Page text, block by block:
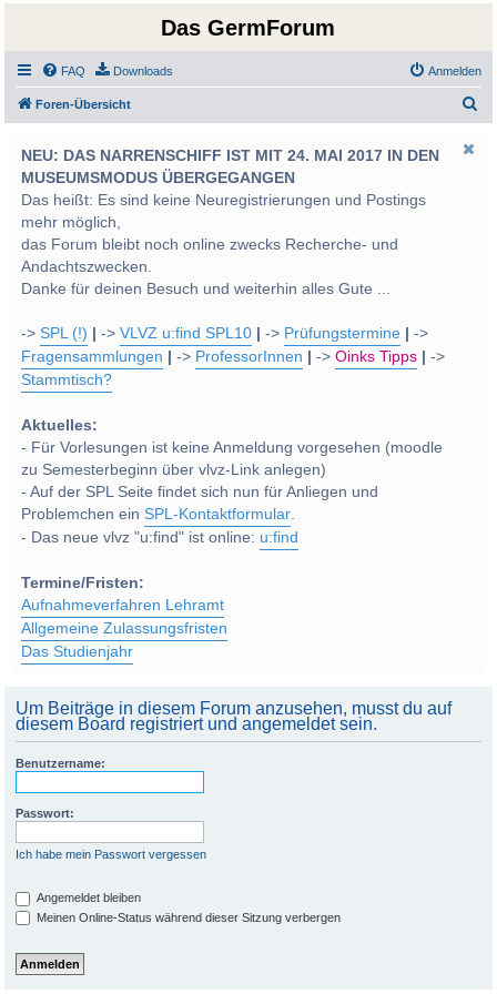
Das GermForum
FAQ Downloads Anmelden
Foren-Übersicht
NEU: DAS NARRENSCHIFF IST MIT 24. MAI 2017 IN DEN
MUSEUMSMODUS ÜBERGEGANGEN
Das heißt: Es sind keine Neuregistrierungen und Postings
mehr möglich,
das Forum bleibt noch online zwecks Recherche- und
Andachtszwecken.
Danke für deinen Besuch und weiterhin alles Gute ...
->SPL (!) ->VLVZ u:find SPL10 -> Prüfungstermine
->
Fragensammlungen
-> ProfessorInnen ->Oinks Tipps
->
Stammtisch?
Aktuelles:
- Für Vorlesungen ist keine Anmeldung vorgesehen (moodle
zu Semesterbeginn über vlvz-Link anlegen)
- Auf der SPL Seite findet sich nun für Anliegen und
Problemchen einSPL-Kontaktformular.
- Das neue vlvz "u:find" ist online: u:find
Termine/Fristen:
Aufnahmeverfahren Lehramt
Allgemeine Zulassungsfristen
Das Studienjahr
Um Beiträge in diesem Forum anzusehen, musst du auf
diesem Board registriert und angemeldet sein.
Benutzername:
Passwort:
Ich habe mein Passwort vergessen
Angemeldet bleiben
Meinen Online-Status während dieser Sitzung verbergen